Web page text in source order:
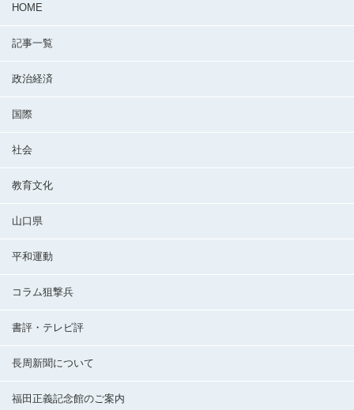
HOME
記事一覧
政治経済
国際
社会
教育文化
山口県
平和運動
コラム狙撃兵
書評・テレビ評
長周新聞について
福田正義記念館のご案内